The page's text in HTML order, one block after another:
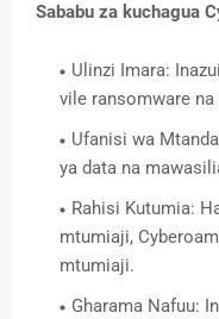
Sababu za kuchagua
Ulinzi Imara:
vile ransomware na
Ufanisi wa
ya data na
Rahisi Kutumia:
mtumiaji,
mtumiaji.
Gharama Nafuu: